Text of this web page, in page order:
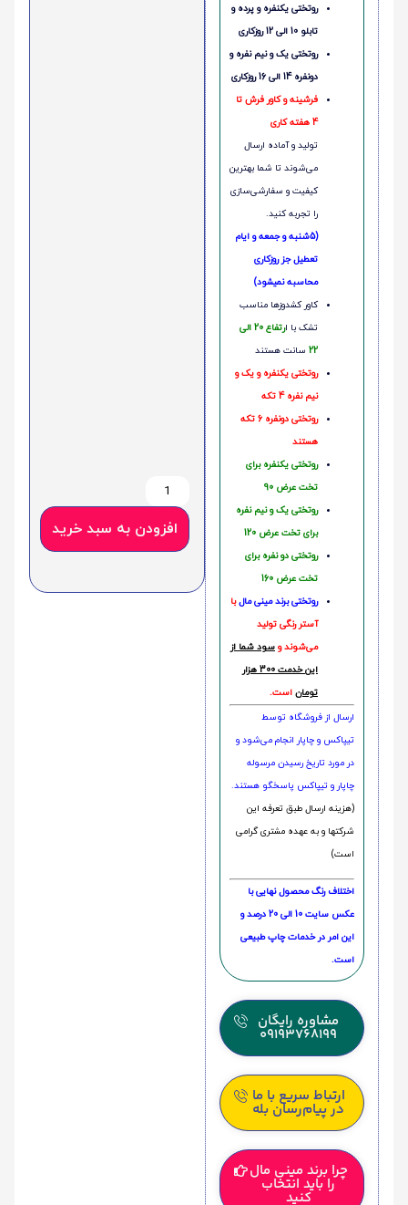
روتختی یکنفره و پرده و
تابلو 10 الی 12 روزکاری
روتختی یک و نیم نفره و
دونفره 14 الی 16 روزکاری
فرشینه و کاور فرش تا
4 هفته کاری
تولید و آماده ارسال
می‌شوند تا شما بهترین
کیفیت و سفارشی‌سازی
را تجربه کنید.
(5شنبه و جمعه و ایام
تعطیل جز روزکاری
محاسبه نمیشود)
کاور کشدوزها مناسب
تشک با ا
رتفاع 20 الی
22 سانت هستند
روتختی یکنفره و یک و
نیم نفره 4 تکه
روتختی دونفره 6 تکه
هستند
روتختی یکنفره برای
تخت عرض 90
روتختی یک و نیم نفره
برای تخت عرض 120
روتختی دو نفره برای
تخت عرض 160
روتختی‌ برند مینی مالبا
آستر رنگی تولید
می‌شوند و سود شما از
این خدمت 300 هزار
تومان است.
ارسال از فروشگاه توسط
تیپاکس و چاپار انجام می‌شود و
در مورد تاریخ رسیدن مرسوله
چاپار و تیپاکس پاسخگو هستند.
(هزینه ارسال طبق تعرفه این
شرکتها و به عهده مشتری گرامی
است)
اختلاف رنگ محصول نهایی با
عکس سایت 10 الی 20 درصد و
این امر در خدمات چاپ طبیعی
است.
مشاوره رایگان
09193768199
ارتباط سریع با ما
در پیام‌رسان بله
چرا برند مینی مال
را باید انتخاب
کنید
افزودن به سبد خرید